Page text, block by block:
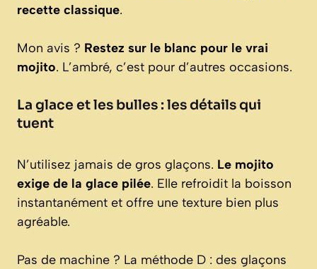
recette classique.
Mon avis ? Restez sur le blanc pour le vrai
mojito. L’ambré, c’est pour d’autres occasions.
La glace et les bulles : les détails qui
tuent
N’utilisez jamais de gros glaçons. Le mojito
exige de la glace pilée. Elle refroidit la boisson
instantanément et offre une texture bien plus
agréable.
Pas de machine ? La méthode D : des glaçons